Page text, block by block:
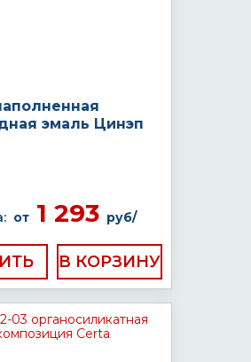
эмаль Цинэп
от 1 293 руб/